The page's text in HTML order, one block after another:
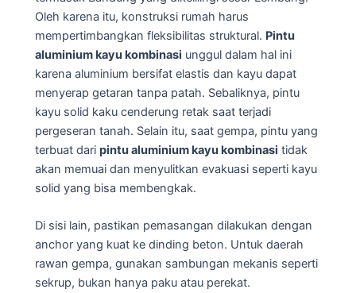
Oleh karena itu, konstruksi rumah harus
mempertimbangkan fleksibilitas struktural. Pintu
aluminium kayu kombinasi unggul dalam hal ini
karena aluminium bersifat elastis dan kayu dapat
menyerap getaran tanpa patah. Sebaliknya, pintu
kayu solid kaku cenderung retak saat terjadi
pergeseran tanah. Selain itu, saat gempa, pintu yang
terbuat dari pintu aluminium kayu kombinasi tidak
akan memuai dan menyulitkan evakuasi seperti kayu
solid yang bisa membengkak.
Di sisi lain, pastikan pemasangan dilakukan dengan
anchor yang kuat ke dinding beton. Untuk daerah
rawan gempa, gunakan sambungan mekanis seperti
sekrup, bukan hanya paku atau perekat.